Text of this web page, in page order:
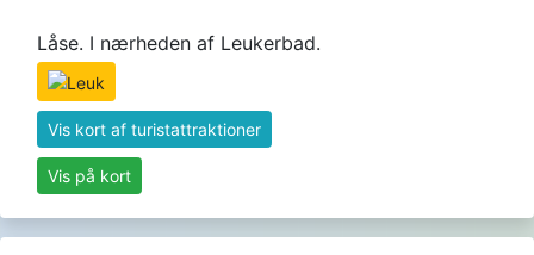
Låse. I nærheden af ​​Leukerbad.
Vis kort af turistattraktioner
Vis på kort